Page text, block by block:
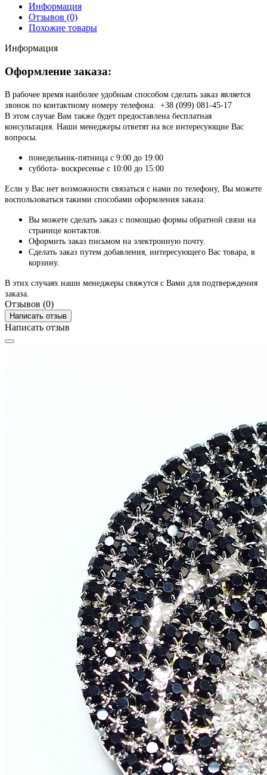
Информация
Отзывов (0)
Похожие товары
Информация
Оформление заказа:
В рабочее время наиболее удобным способом сделать заказ является
звонок по контактному номеру телефона: +38 (099) 081-45-17
В этом случае Вам также будет предоставлена бесплатная
консультация. Наши менеджеры ответят на все интересующие Вас
вопросы.
понедельник-пятница с 9:00 до 19:00
суббота- воскресенье с 10:00 до 15:00
Если у Вас нет возможности связаться с нами по телефону, Вы можете
воспользоваться такими способами оформления заказа:
Вы можете сделать заказ с помощью формы обратной связи на
странице контактов.
Оформить заказ письмом на электронную почту.
Сделать заказ путем добавления, интересующего Вас товара, в
корзину.
В этих случаях наши менеджеры свяжутся с Вами для подтверждения
заказа.
Отзывов (0)
Написать отзыв
Написать отзыв